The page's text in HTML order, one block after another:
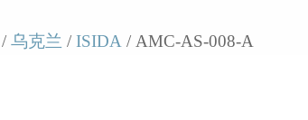
/ 乌克兰 / ISIDA / AMC-AS-008-A